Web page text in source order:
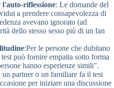
riflessione: Le domande del
a prendere consapevolezza di
avevano ignorato (ad
dello stesso sesso più di un fan
:Per le persone che dubitano
può fornire empatia sotto forma
hanno esperienze simili".
un partner o un familiare fa il test
per iniziare una discussione